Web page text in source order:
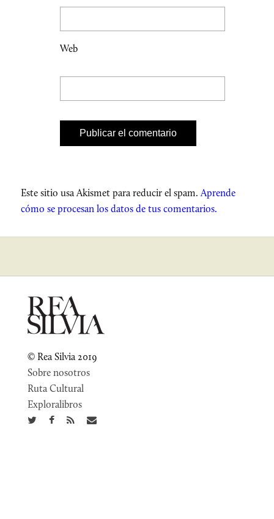
Web
Este sitio usa Akismet para reducir el spam.Aprende
cómo se procesan los datos de tus comentarios.
© Rea Silvia 2019
Sobre nosotros
Ruta Cultural
Exploralibros